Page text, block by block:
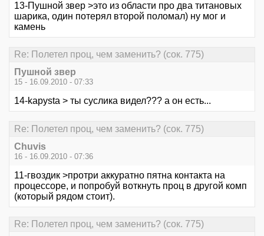
13-Пушной звер >это из области про два титановых
шарика, один потерял второй поломал) ну мог и
камень
Re: Полетел проц, чем заменить? (сок. 775)
Пушной звер
15 - 16.09.2010 - 07:33
14-kapysta > ты суслика видел??? а он есть...
Re: Полетел проц, чем заменить? (сок. 775)
Chuvis
16 - 16.09.2010 - 07:36
11-гвоздик >протри аккуратно пятна контакта на
процессоре, и попробуй воткнуть проц в другой комп
(который рядом стоит).
Re: Полетел проц, чем заменить? (сок. 775)